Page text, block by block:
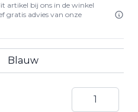
artikel bij ons in de winkel
gratis advies van onze
Blauw
een vriend
Aantal